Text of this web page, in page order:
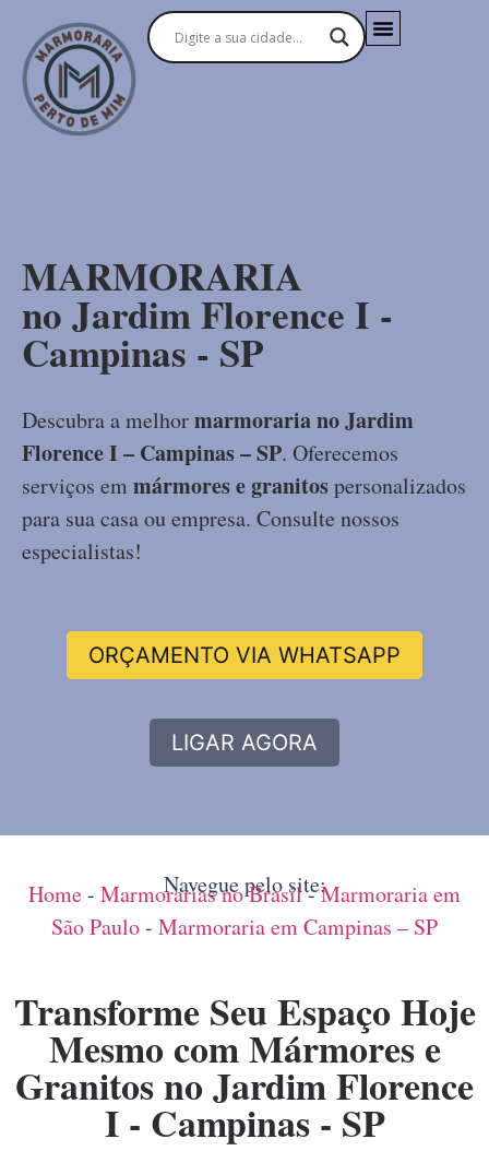
MARMORARIA
no Jardim Florence I -
Campinas - SP
Descubra a melhormarmoraria no Jardim
Florence I – Campinas – SP. Oferecemos
serviços em mármores e granitos personalizados
para sua casa ou empresa. Consulte nossos
especialistas!
ORÇAMENTO VIA WHATSAPP
LIGAR AGORA
Navegue pelo site:
Home- Marmorarias no Brasil-Marmoraria em
São Paulo- Marmoraria em Campinas – SP
Transforme Seu Espaço Hoje
Mesmo com Mármores e
Granitos no Jardim Florence
I - Campinas - SP